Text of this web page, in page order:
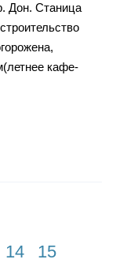
Дон. Станица
кафе-
14 15